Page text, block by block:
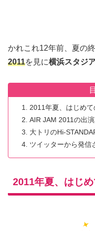
かれこれ12年前、夏の
2011を見に横浜スタジ
2011年夏、はじめて
AIR JAM 2011の出
大トリのHi-
ツイッターから発信
2011年夏、はじ